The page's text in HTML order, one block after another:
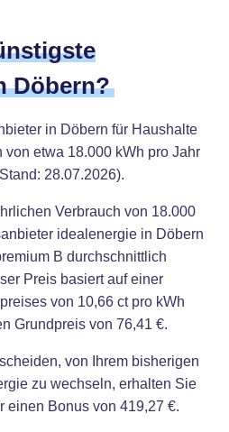
Döbern?
in Döbern für Haushalte
von etwa 18.000 kWh pro Jahr
28.07.2026).
Verbrauch von 18.000
idealenergie in Döbern
B durchschnittlich
Preis basiert auf einer
von 10,66 ct pro kWh
Grundpreis von 76,41 €.
von Ihrem bisherigen
zu wechseln, erhalten Sie
einen Bonus von 419,27 €.